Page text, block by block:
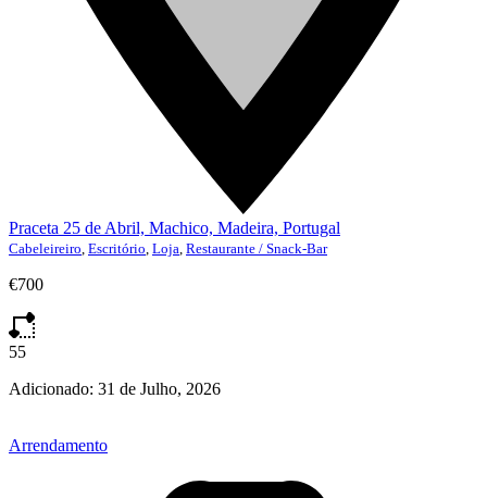
Praceta 25 de Abril, Machico, Madeira, Portugal
Cabeleireiro, Escritório, Loja, Restaurante / Snack-Bar
€700
55
Adicionado: 31 de Julho, 2026
Arrendamento